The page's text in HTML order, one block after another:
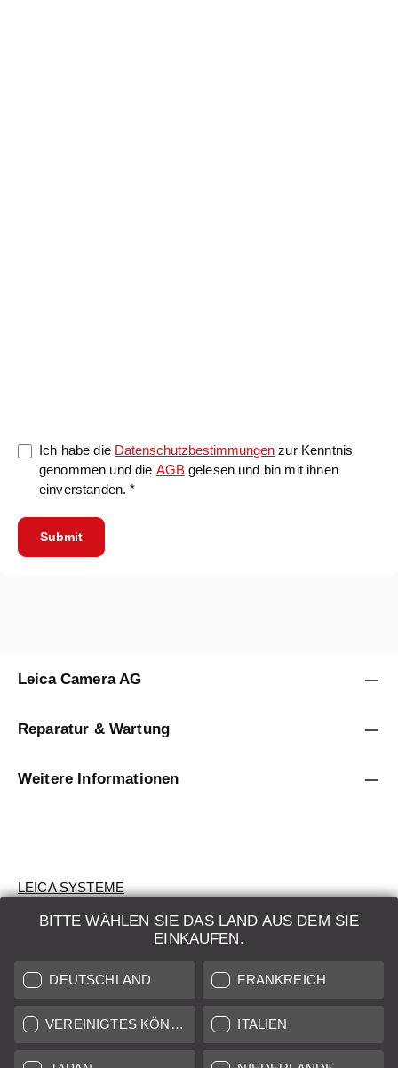
Ich habe die Datenschutzbestimmungen zur Kenntnis
genommen und die AGBgelesen und bin mit ihnen
einverstanden. *
Submit
BITTE WÄHLEN SIE DAS LAND AUS DEM SIE
EINKAUFEN.
DEUTSCHLAND FRANKREICH
VEREINIGTES KÖNIGREICH ITALIEN
Leica Camera AG
Reparatur & Wartung
Weitere Informationen
LEICA SYSTEME
BEWERTUNG
AUKTION
BRAND NEW